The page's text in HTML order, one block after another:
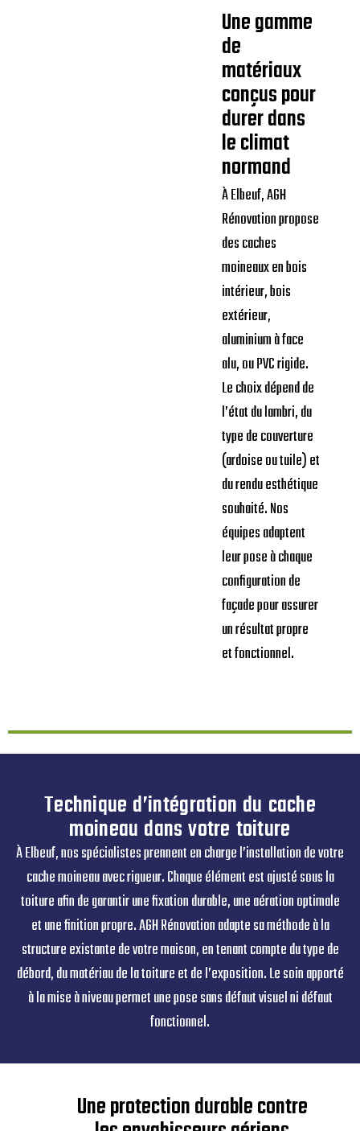
Une gamme
de
matériaux
conçus pour
durer dans
le climat
normand
À Elbeuf, AGH
Rénovation propose
des caches
moineaux en bois
intérieur, bois
extérieur,
aluminium à face
alu, ou PVC rigide.
Le choix dépend de
l’état du lambri, du
type de couverture
(ardoise ou tuile) et
du rendu esthétique
souhaité. Nos
équipes adaptent
leur pose à chaque
configuration de
façade pour assurer
un résultat propre
et fonctionnel.
Technique d’intégration du cache
moineau dans votre toiture
À Elbeuf, nos spécialistes prennent en charge l’installation de votre
cache moineau avec rigueur. Chaque élément est ajusté sous la
toiture afin de garantir une fixation durable, une aération optimale
et une finition propre. AGH Rénovation adapte sa méthode à la
structure existante de votre maison, en tenant compte du type de
débord, du matériau de la toiture et de l’exposition. Le soin apporté
à la mise à niveau permet une pose sans défaut visuel ni défaut
fonctionnel.
Une protection durable contre